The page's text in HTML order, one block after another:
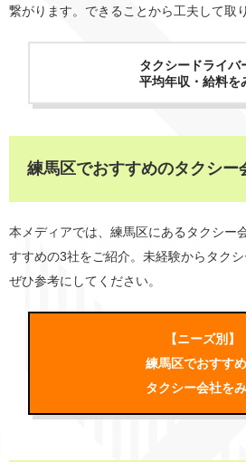
繋がります。できることから工夫して取
タクシードライバ
平均年収・給料を
練馬区でおすすめのタクシー
本メディアでは、練馬区にあるタクシー
すすめの3社をご紹介。未経験からタクシ
ぜひ参考にしてください。
【ニーズ別】
練馬区でおすす
タクシー会社を